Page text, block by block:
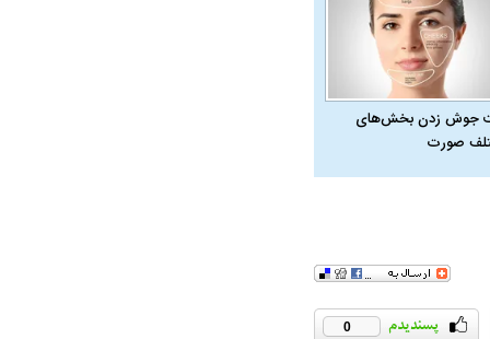
جوش زدن بخش‌های
صورت
0